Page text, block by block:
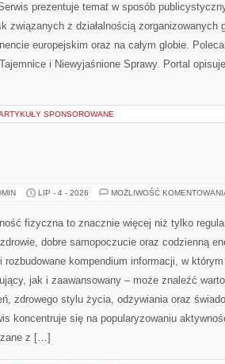
prezentuje temat w sposób
związanych z działalnością zorganizowanych
europejskim oraz na całym globie.
i Niewyjaśnione Sprawy. Portal
SPONSOROWANE
LIP - 4 - 2026 MOŻLIWOŚĆ
fizyczna to znacznie więcej niż tylko
dobre samopoczucie oraz codzienną
rozbudowane kompendium informacji, w
jak i zaawansowany – może znaleźć
zdrowego stylu życia, odżywiania oraz
koncentruje się na popularyzowaniu
z […]